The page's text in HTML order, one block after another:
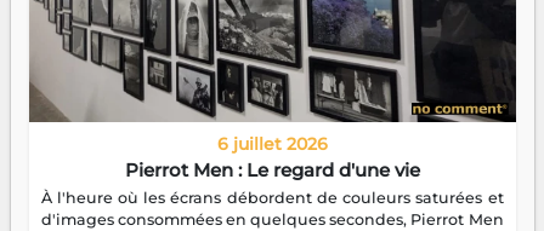
6 juillet 2026
Pierrot Men : Le regard d'une vie
À l'heure où les écrans débordent de couleurs saturées et
d'images consommées en quelques secondes, Pierrot Men